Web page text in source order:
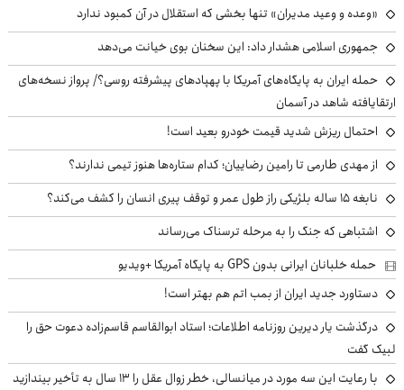
«وعده و وعید مدیران» تنها بخشی که استقلال در آن کمبود ندارد
جمهوری اسلامی هشدار داد: این سخنان بوی خیانت می‌دهد
حمله ایران به پایگاه‌های آمریکا با پهپادهای پیشرفته روسی؟/ پرواز نسخه‌های
ارتقایافته شاهد در آسمان
احتمال ریزش شدید قیمت خودرو بعید است!
از مهدی طارمی تا رامین رضاییان؛ کدام ستاره‌ها هنوز تیمی ندارند؟
نابغه ۱۵ ساله بلژیکی راز طول عمر و توقف پیری انسان را کشف می‌کند؟
اشتباهی که جنگ را به مرحله ترسناک می‌رساند
حمله خلبانان ایرانی بدون GPS به پایگاه آمریکا +ویدیو
دستاورد جدید ایران از بمب اتم هم بهتر است!
درگذشت یار دیرین روزنامه اطلاعات؛ استاد ابوالقاسم قاسم‌زاده دعوت حق را
لبیک گفت
با رعایت این سه مورد در میانسالی، خطر زوال عقل را ۱۳ سال به تأخیر بیندازید